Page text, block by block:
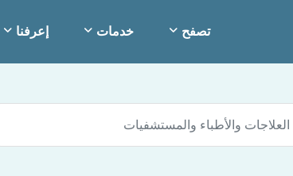
تصفح خدمات إعرفنا